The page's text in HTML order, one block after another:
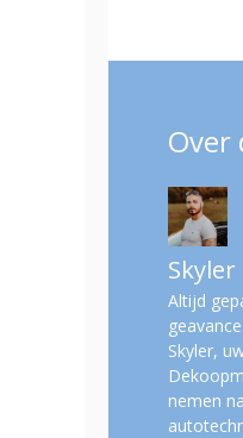
Over
Altijd
Skyler,
nemen